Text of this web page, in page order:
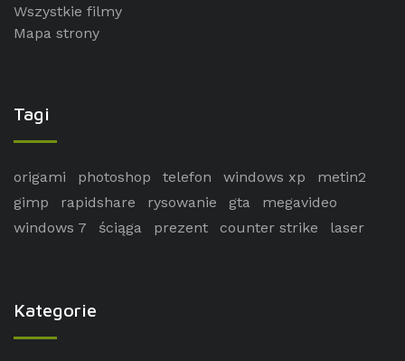
Wszystkie filmy
Mapa strony
Tagi
origami photoshop telefon windows xp
metin2
gimp
rapidshare rysowanie gta
megavideo
windows 7
ściąga prezent counter strike laser
Kategorie